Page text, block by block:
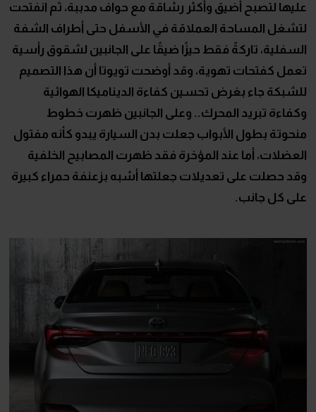
عليها لتصبح أضيق وأكثر رشاقة مع حواف مدببة، ثم انفتحت
لتشغل المساحة العملاقة في الأسفل حتى أطراف الشفة
السفلية، تاركةً فقط حيزًا ضيقًا على الجانبين لشقوق رأسية
تعمل كفتحات تهوية، وقد أوضحت تويوتا أن هذا التصميم
للشبكة جاء بغرض تحسين كفاءة الديناميكا الهوائية
وكفاءة تبريد المحرك.. وعلى الجانبين ظهرت خطوط
منحوتة بطول الأبواب جعلت بدن السيارة يبدو كأنه مفتول
العضلات، أما عند المؤخرة فقد ظهرت المصابيح الخلفية
وقد حصلت على تعديلات جعلتها أشبه بزعنفة حمراء كبيرة
على كل جانب.